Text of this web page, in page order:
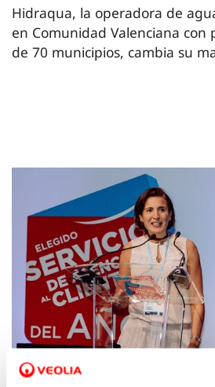
Hidraqua, la operadora de
en Comunidad Valenciana con
de 70 municipios, cambia su